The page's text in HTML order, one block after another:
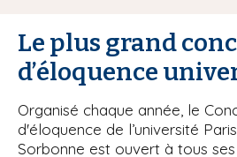
Le plus grand
d’éloquence
Organisé chaque année, le
d'éloquence de l’université
Sorbonne est ouvert à tous